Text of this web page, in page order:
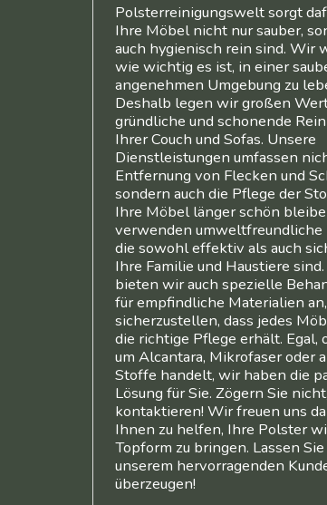
Polsterreinigungswelt sorgt
Ihre Möbel nicht nur sauber,
auch hygienisch rein sind. Wir
wie wichtig es ist, in einer
angenehmen Umgebung zu
Deshalb legen wir großen
gründliche und schonende
Ihrer Couch und Sofas. Unsere
Dienstleistungen umfassen
Entfernung von Flecken und
sondern auch die Pflege der
Ihre Möbel länger schön
verwenden umweltfreundliche
die sowohl effektiv als auch
Ihre Familie und Haustiere
bieten wir auch spezielle
für empfindliche Materialien
sicherzustellen, dass jedes
die richtige Pflege erhält. Egal,
um Alcantara, Mikrofaser oder
Stoffe handelt, wir haben die
Lösung für Sie. Zögern Sie
kontaktieren! Wir freuen uns
Ihnen zu helfen, Ihre Polster
Topform zu bringen. Lassen
unserem hervorragenden
überzeugen!